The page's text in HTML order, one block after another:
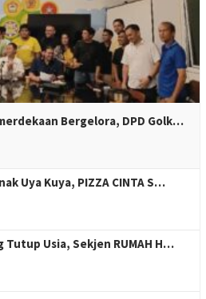
Bergelora, DPD Golk…
Uya Kuya, PIZZA CINTA S…
Tutup Usia, Sekjen RUMAH H…